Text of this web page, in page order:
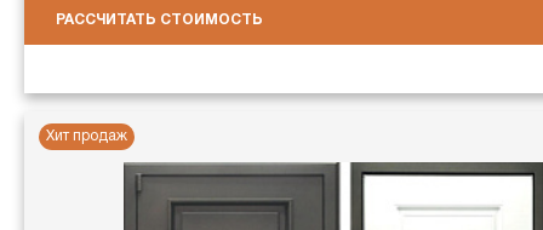
РАССЧИТАТЬ СТОИМОСТЬ
Хит продаж